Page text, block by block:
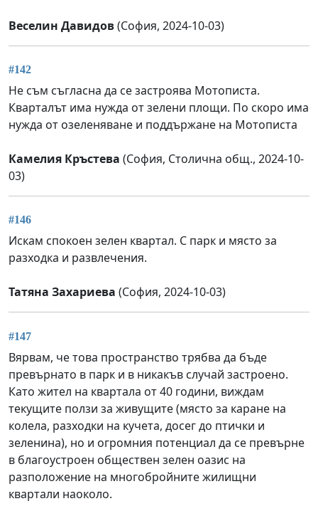
Веселин Давидов(София, 2024-10-03)
#142
Не съм съгласна да се застроява Мотописта.
Кварталът има нужда от зелени площи. По скоро има
нужда от озеленяване и поддържане на Мотописта
Камелия Кръстева (София, Столична общ., 2024-10-
03)
#146
Искам спокоен зелен квартал. С парк и място за
разходка и развлечения.
Татяна Захариева (София, 2024-10-03)
#147
Вярвам, че това пространство трябва да бъде
превърнато в парк и в никакъв случай застроено.
Като жител на квартала от 40 години, виждам
текущите ползи за живущите (място за каране на
колела, разходки на кучета, досег до птички и
зеленина), но и огромния потенциал да се превърне
в благоустроен обществен зелен оазис на
разположение на многобройните жилищни
квартали наоколо.